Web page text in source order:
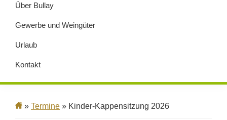
Über Bullay
Gewerbe und Weingüter
Urlaub
Kontakt
» Termine » Kinder-Kappensitzung 2026